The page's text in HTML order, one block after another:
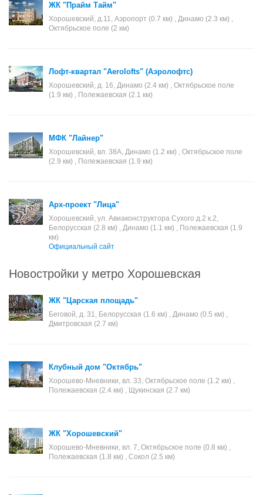
ЖК "Прайм Тайм"
Хорошевский, д.11, Аэропорт (0.7 км) , Динамо (2.3 км) ,
Октябрьское поле (2 км)
Лофт-квартал "Aerolofts" (Аэролофтс)
Хорошевский, д. 16, Динамо (2.4 км) , Октябрьское поле
(1.9 км) , Полежаевская (2.1 км)
МФК "Лайнер"
Хорошевский, вл. 38А, Динамо (1.2 км) , Октябрьское поле
(2.9 км) , Полежаевская (1.9 км)
Арх-проект "Лица"
Хорошевский, ул. Авиаконструктора Сухого д.2 к.2,
Белорусская (2.8 км) , Динамо (1.1 км) , Полежаевская (1.9
км)
Официальный сайт
Новостройки у метро Хорошевская
ЖК "Царская площадь"
Беговой, д. 31, Белорусская (1.6 км) , Динамо (0.5 км) ,
Дмитровская (2.7 км)
Клубный дом "Октябрь"
Хорошево-Мневники, вл. 33, Октябрьское поле (1.2 км) ,
Полежаевская (2.4 км) , Щукинская (2.7 км)
ЖК "Хорошевский"
Хорошево-Мневники, вл. 7, Октябрьское поле (0.8 км) ,
Полежаевская (1.8 км) , Сокол (2.5 км)